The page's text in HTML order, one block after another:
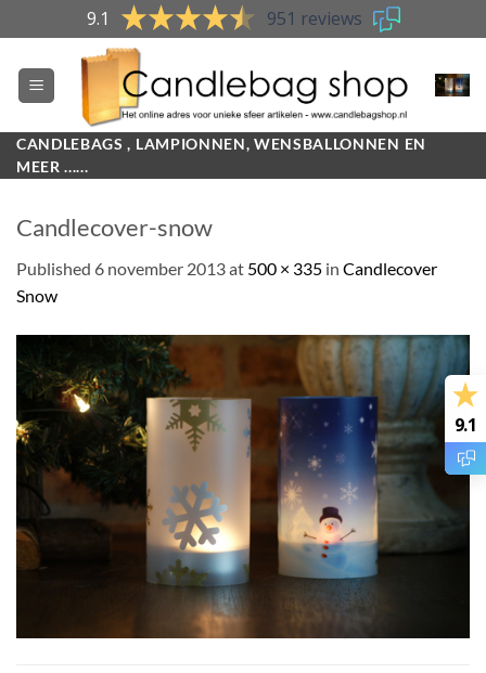
to
content
9.1 951 reviews
CANDLEBAGS , LAMPIONNEN, WENSBALLONNEN EN
MEER ......
Candlecover-snow
Published 6 november 2013at 500 × 335 in Candlecover
Snow
9.1